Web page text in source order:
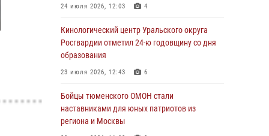
05 августа 2026, 05:22
В Тюмени сотрудник Росгвардии во
внеслужебное время задержал виновника
ДТП
05 августа 2026, 05:15
Со 101-м Днём рождения поздравили
сотрудники Росгвардии труженицу тыла из
Тюмени
24 июля 2026, 12:03 4
Кинологический центр Уральского округа
Росгвардии отметил 24-ю годовщину со дня
образования
23 июля 2026, 12:43 6
Бойцы тюменского ОМОН стали
наставниками для юных патриотов из
региона и Москвы